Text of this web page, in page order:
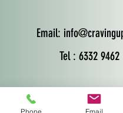
Email:
Tel : 6332 9462
Phone Email